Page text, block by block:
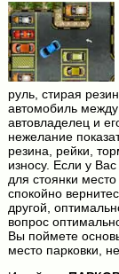
руль, стирая
автомобиль
автовладелец и
нежелание
резина, рейки,
износу. Если у
для стоянки
спокойно
другой,
вопрос
Вы поймете
место парковки,